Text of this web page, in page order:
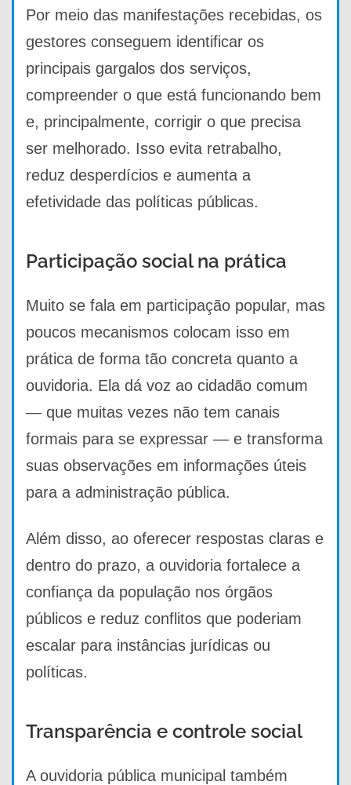
Por meio das manifestações recebidas, os
gestores conseguem identificar os
principais gargalos dos serviços,
compreender o que está funcionando bem
e, principalmente, corrigir o que precisa
ser melhorado. Isso evita retrabalho,
reduz desperdícios e aumenta a
efetividade das políticas públicas.
Participação social na prática
Muito se fala em participação popular, mas
poucos mecanismos colocam isso em
prática de forma tão concreta quanto a
ouvidoria. Ela dá voz ao cidadão comum
— que muitas vezes não tem canais
formais para se expressar — e transforma
suas observações em informações úteis
para a administração pública.
Além disso, ao oferecer respostas claras e
dentro do prazo, a ouvidoria fortalece a
confiança da população nos órgãos
públicos e reduz conflitos que poderiam
escalar para instâncias jurídicas ou
políticas.
Transparência e controle social
A ouvidoria pública municipal também